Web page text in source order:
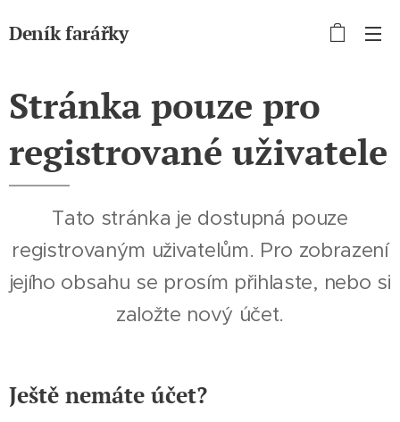
Deník farářky
Stránka pouze pro
registrované uživatele
Tato stránka je dostupná pouze
registrovaným uživatelům. Pro zobrazení
jejího obsahu se prosím přihlaste, nebo si
založte nový účet.
Ještě nemáte účet?